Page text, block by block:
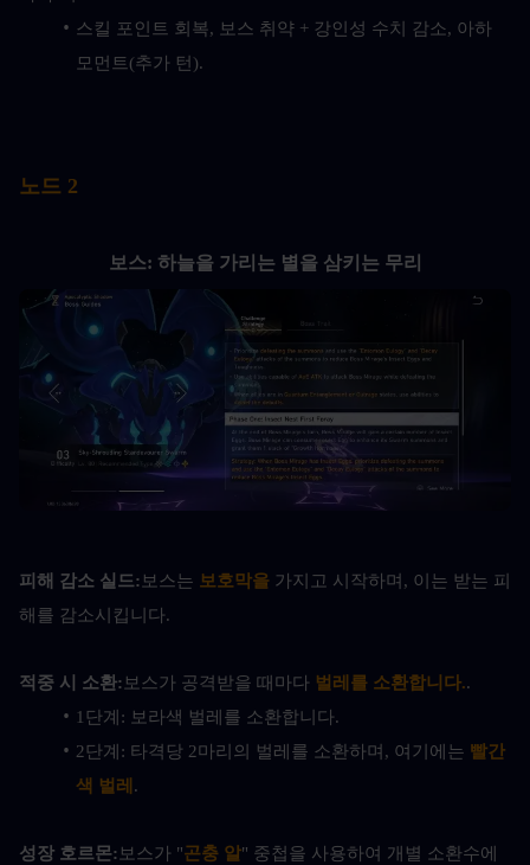
스킬 포인트 회복, 보스 취약 + 강인성 수치 감소, 아하
모먼트(추가 턴).
노드 2
보스: 하늘을 가리는 별을 삼키는 무리
피해 감소 실드: 보스는 보호막을 가지고 시작하며, 이는 받는 피
해를 감소시킵니다.
적중 시 소환: 보스가 공격받을 때마다 벌레를 소환합니다..
1단계: 보라색 벌레를 소환합니다.
2단계: 타격당 2마리의 벌레를 소환하며, 여기에는 빨간
색 벌레 .
성장 호르몬: 보스가 "곤충 알" 중첩을 사용하여 개별 소환수에